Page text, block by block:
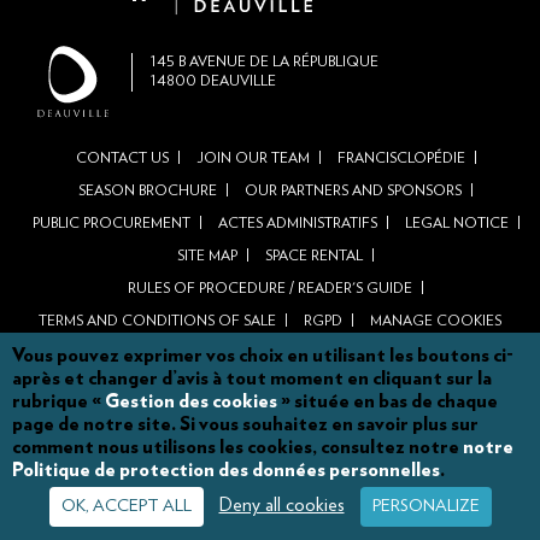
Vous pouvez exprimer vos choix en utilisant les boutons ci-
après et changer d’avis à tout moment en cliquant sur la
rubrique « Gestion des cookies » située en bas de chaque
page de notre site. Si vous souhaitez en savoir plus sur
comment nous utilisons les cookies, consultez notre notre
Politique de protection des données personnelles.
OK, ACCEPT ALL Deny all cookies PERSONALIZE
145 B AVENUE DE LA RÉPUBLIQUE
14800 DEAUVILLE
Footer
menu
CONTACT US JOIN OUR TEAM FRANCISCLOPÉDIE
SEASON BROCHURE OUR PARTNERS AND SPONSORS
PUBLIC PROCUREMENT ACTES ADMINISTRATIFS LEGAL NOTICE
SITE MAP SPACE RENTAL
RULES OF PROCEDURE / READER'S GUIDE
TERMS AND CONDITIONS OF SALE RGPD MANAGE COOKIES